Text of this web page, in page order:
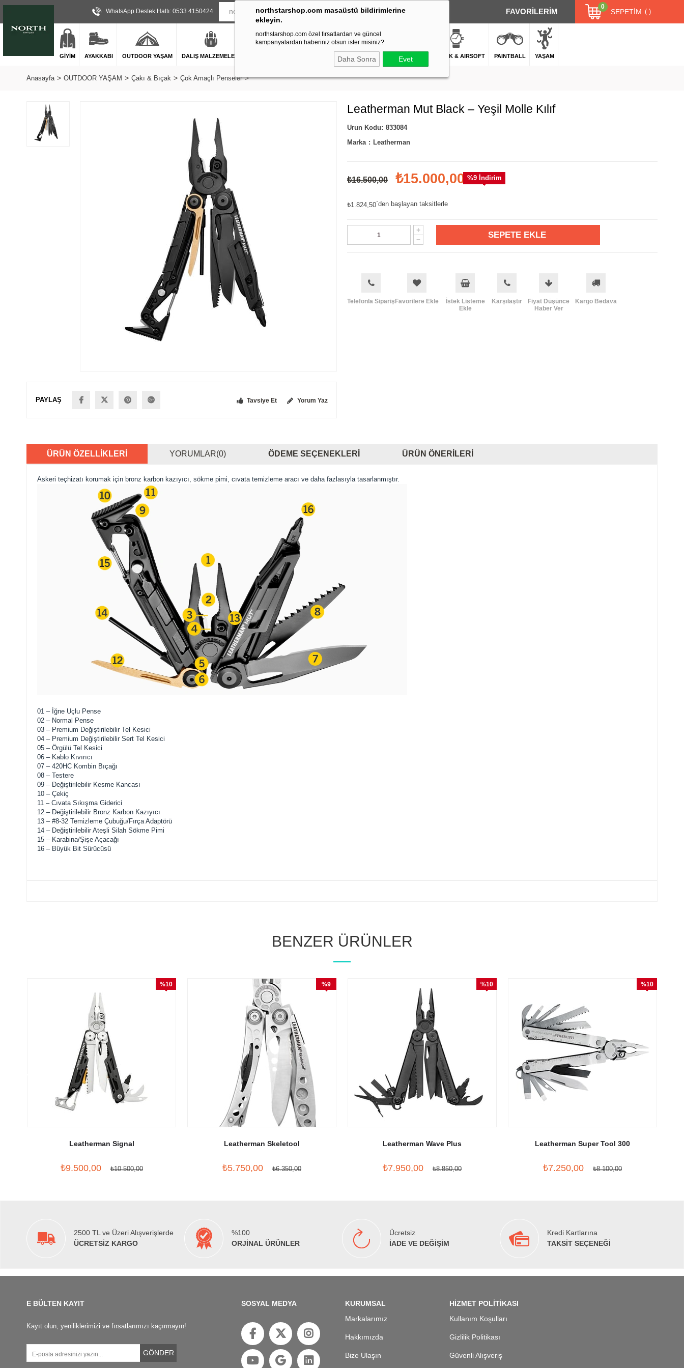
northstarshop.com masaüstü bildirimlerine
ekleyin.
northstarshop.com özel fırsatlardan ve güncel
kampanyalardan haberiniz olsun ister misiniz?
Daha Sonra Evet
WhatsApp Destek Hattı: 0533 4150424 FAVORİLERİM SEPETIM
0
GİYİM AYAKKABI OUTDOOR YAŞAM DALIŞ MALZEMELERİ FENER DAĞCILIK & İŞ GÜVENLİĞİ ATICILIK & AIRSOFT PAINTBALL YAŞAM
Anasayfa OUTDOOR YAŞAM Çakı & Bıçak Çok Amaçlı Penseler
PAYLAŞ Tavsiye Et Yorum Yaz
Leatherman Mut Black – Yeşil Molle Kılıf
833084
Marka : Leatherman
₺16.500,00 ₺15.000,00
₺1.824,50`den başlayan taksitlerle
%9İndirim
Telefonla Sipariş Favorilere Ekle
İstek Listeme
Ekle
Karşılaştır
Fiyat Düşünce
Haber Ver
Kargo Bedava
ÜRÜN ÖZELLIKLERI YORUMLAR(0) ÖDEME SEÇENEKLERI ÜRÜN ÖNERILERI
Askeri teçhizatı korumak için bronz karbon kazıyıcı, sökme pimi, cıvata temizleme aracı ve daha fazlasıyla tasarlanmıştır.
01 – İğne Uçlu Pense
02 – Normal Pense
03 – Premium Değiştirilebilir Tel Kesici
04 – Premium Değiştirilebilir Sert Tel Kesici
05 – Örgülü Tel Kesici
06 – Kablo Kıvırıcı
07 – 420HC Kombin Bıçağı
08 – Testere
09 – Değiştirilebilir Kesme Kancası
10 – Çekiç
11 – Cıvata Sıkışma Giderici
12 – Değiştirilebilir Bronz Karbon Kazıyıcı
13 – #8-32 Temizleme Çubuğu/Fırça Adaptörü
14 – Değiştirilebilir Ateşli Silah Sökme Pimi
15 – Karabina/Şişe Açacağı
16 – Büyük Bit Sürücüsü
BENZER ÜRÜNLER
Leatherman Signal
₺9.500,00 ₺10.500,00
%10
Leatherman Skeletool
₺5.750,00 ₺6.350,00
%9
Leatherman Wave Plus
₺7.950,00 ₺8.850,00
%10
Leatherman Super Tool 300
₺7.250,00 ₺8.100,00
%10
2500 TL ve Üzeri Alışverişlerde
ÜCRETSİZ KARGO
%100
ORJİNAL ÜRÜNLER
Ücretsiz
İADE VE DEĞİŞİM
Kredi Kartlarına
TAKSİT SEÇENEĞİ
E BÜLTEN KAYIT
Kayıt olun, yeniliklerimizi ve fırsatlarımızı kaçırmayın!
GÖNDER
SOSYAL MEDYA
KURUMSAL
Markalarımız
Hakkımızda
Bize Ulaşın
HİZMET POLİTİKASI
Kullanım Koşulları
Gizlilik Politikası
Güvenli Alışveriş